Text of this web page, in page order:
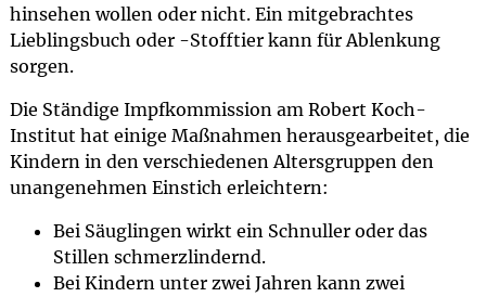
hinsehen wollen oder nicht. Ein mitgebrachtes
Lieblingsbuch oder -Stofftier kann für Ablenkung
sorgen.
Die Ständige Impfkommission am Robert Koch-
Institut hat einige Maßnahmen herausgearbeitet, die
Kindern in den verschiedenen Altersgruppen den
unangenehmen Einstich erleichtern:
Bei Säuglingen wirkt ein Schnuller oder das
Stillen schmerzlindernd.
Bei Kindern unter zwei Jahren kann zwei